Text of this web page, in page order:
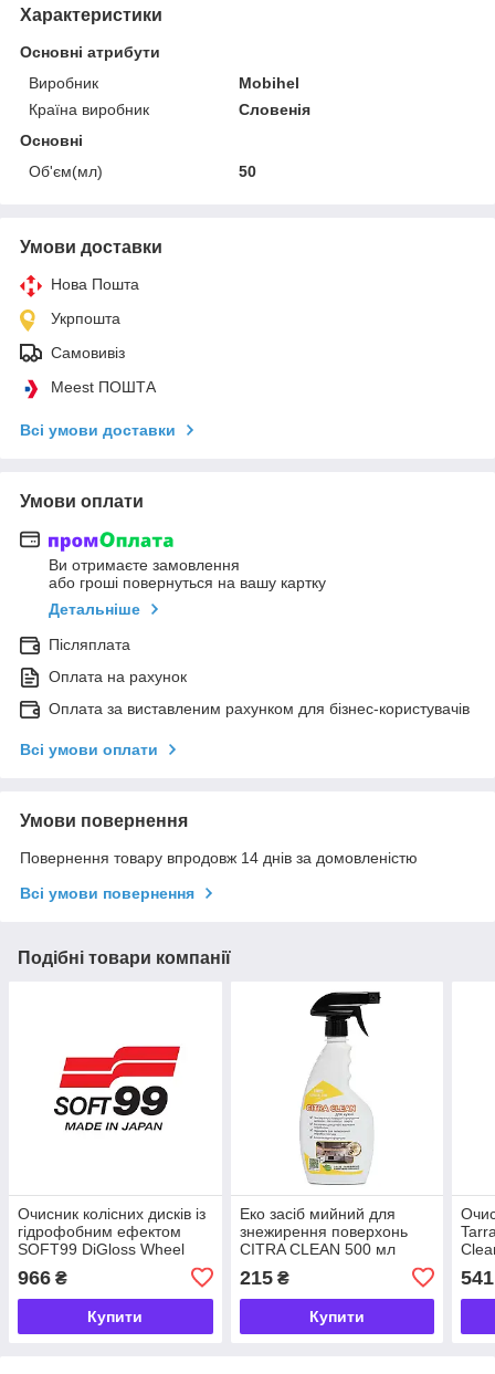
Характеристики
Основні атрибути
Виробник
Mobihel
Країна виробник
Словенія
Основні
Об'єм(мл)
50
Умови доставки
Нова Пошта
Укрпошта
Самовивіз
Meest ПОШТА
Всі умови доставки
Умови оплати
Ви отримаєте замовлення
або гроші повернуться на вашу картку
Детальніше
Післяплата
Оплата на рахунок
Оплата за виставленим рахунком для бізнес-користувачів
Всі умови оплати
Умови повернення
Повернення товару впродовж 14 днів за домовленістю
Всі умови повернення
Подібні товари компанії
Очисник колісних дисків із
гідрофобним ефектом
SOFT99 DiGloss Wheel
966 ₴
Купити
Еко засіб мийний для
знежирення поверхонь
CITRA CLEAN 500 мл
215₴
Купити
541